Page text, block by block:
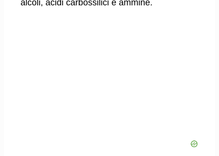
alcoli, acidi carbossilici e ammine.